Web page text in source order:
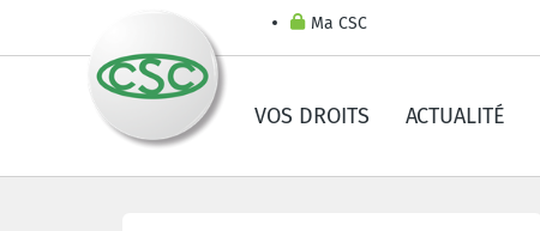
Ma CSC
VOS DROITS ACTUALITÉ